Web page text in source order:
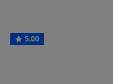
5.00